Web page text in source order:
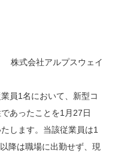
株式会社アルプスウェイ
員1名において、新型コ
あったことを1月27日
します。当該従業員は1
降は職場に出勤せず、現